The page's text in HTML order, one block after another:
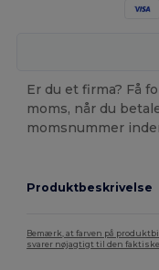
Er du et firma? Få
moms, når du
momsnummer
Produktbeskrivelse
Bemærk, at farven på
svarer nøjagtigt til den